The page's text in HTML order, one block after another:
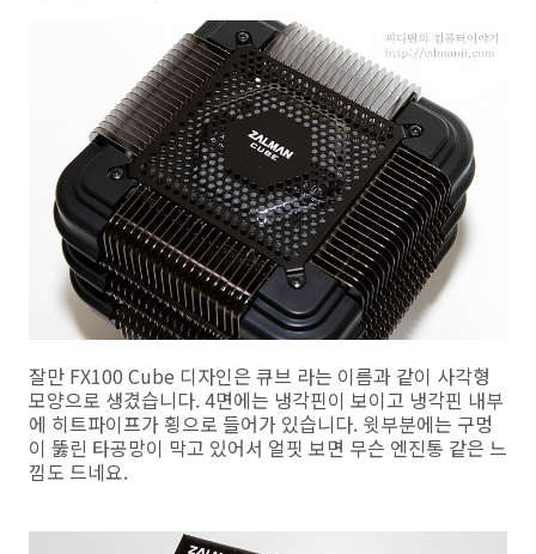
잘만 FX100 Cube 디자인은 큐브 라는 이름과 같이 사각형
모양으로 생겼습니다. 4면에는 냉각핀이 보이고 냉각핀 내부
에 히트파이프가 횡으로 들어가 있습니다. 윗부분에는 구멍
이 뚫린 타공망이 막고 있어서 얼핏 보면 무슨 엔진통 같은 느
낌도 드네요.